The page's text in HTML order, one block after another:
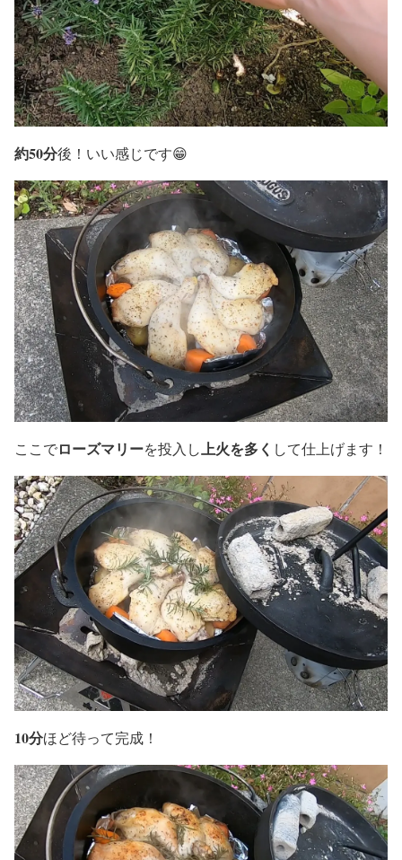
約50分後！いい感じです😁
ここでローズマリーを投入し 上火を多く して仕上げます！
10分ほど待って完成！